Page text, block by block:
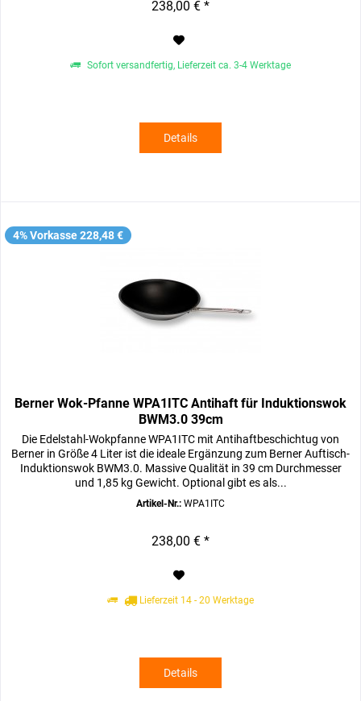
238,00 € *
Sofort versandfertig, Lieferzeit ca. 3-4 Werktage
Details
4% Vorkasse 228,48 €
Berner Wok-Pfanne WPA1ITC Antihaft für Induktionswok
BWM3.0 39cm
Die Edelstahl-Wokpfanne WPA1ITC mit Antihaftbeschichtug von
Berner in Größe 4 Liter ist die ideale Ergänzung zum Berner Auftisch-
Induktionswok BWM3.0. Massive Qualität in 39 cm Durchmesser
und 1,85 kg Gewicht. Optional gibt es als...
Artikel-Nr.: WPA1ITC
238,00 € *
Lieferzeit 14 - 20 Werktage
Details